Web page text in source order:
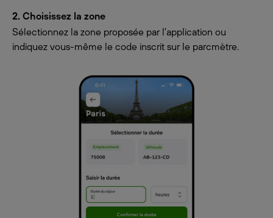
2. Choisissez la zone
Sélectionnez la zone proposée par l'application ou
indiquez vous-même le code inscrit sur le parcmètre.